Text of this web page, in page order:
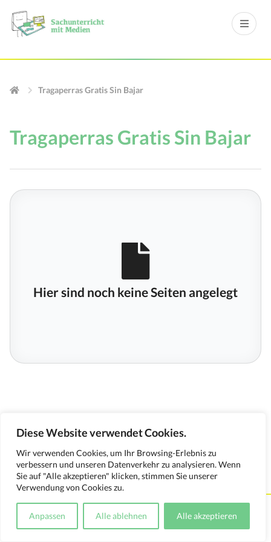
Diese Website verwendet Cookies.
Wir verwenden Cookies, um Ihr Browsing-Erlebnis zu
verbessern und unseren Datenverkehr zu analysieren. Wenn
Sie auf "Alle akzeptieren" klicken, stimmen Sie unserer
Verwendung von Cookies zu.
Anpassen Alle ablehnen Alle akzeptieren
Tragaperras Gratis Sin Bajar
Tragaperras Gratis Sin Bajar
Hier sind noch keine Seiten angelegt
Kontakt Impressum Datenschutzerklärung
Medienverwendungsnachweis